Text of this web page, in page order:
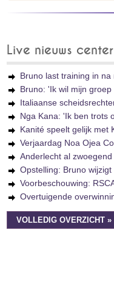
Live nieuws center
Bruno last training in na
Bruno: 'Ik wil mijn
Italiaanse
Nga Kana: 'Ik ben trots
Kanité speelt gelijk met
Verjaardag Noa Ojea
Anderlecht al
Opstelling: Bruno
Voorbeschouwing:
Overtuigende
VOLLEDIG OVERZICHT »